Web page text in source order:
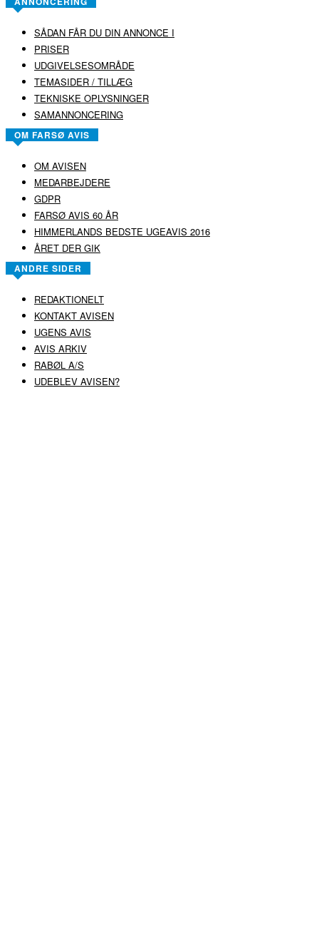
SÅDAN FÅR DU DIN ANNONCE I
PRISER
UDGIVELSESOMRÅDE
TEMASIDER / TILLÆG
TEKNISKE OPLYSNINGER
SAMANNONCERING
OM FARSØ AVIS
OM AVISEN
MEDARBEJDERE
GDPR
FARSØ AVIS 60 ÅR
HIMMERLANDS BEDSTE UGEAVIS 2016
ÅRET DER GIK
ANDRE SIDER
REDAKTIONELT
KONTAKT AVISEN
UGENS AVIS
AVIS ARKIV
RABØL A/S
UDEBLEV AVISEN?